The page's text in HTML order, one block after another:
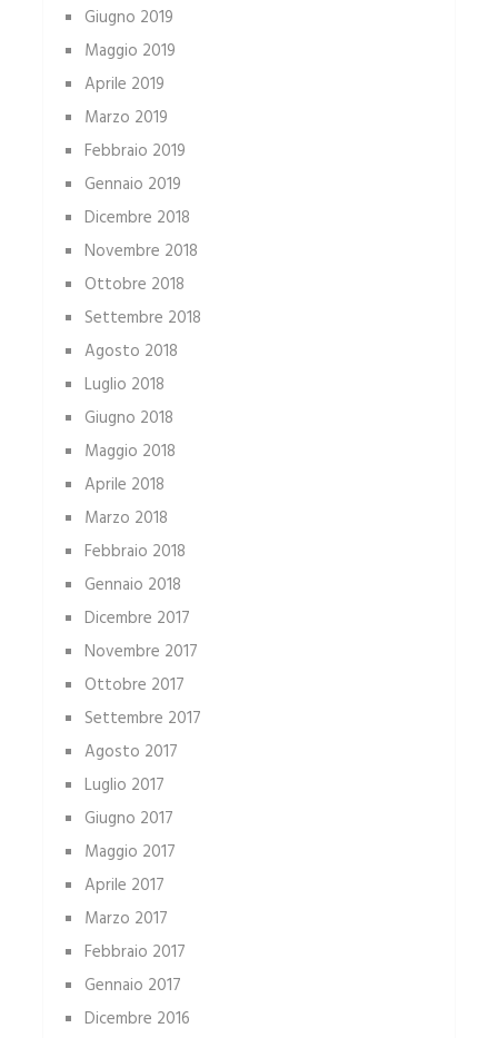
Giugno 2019
Maggio 2019
Aprile 2019
Marzo 2019
Febbraio 2019
Gennaio 2019
Dicembre 2018
Novembre 2018
Ottobre 2018
Settembre 2018
Agosto 2018
Luglio 2018
Giugno 2018
Maggio 2018
Aprile 2018
Marzo 2018
Febbraio 2018
Gennaio 2018
Dicembre 2017
Novembre 2017
Ottobre 2017
Settembre 2017
Agosto 2017
Luglio 2017
Giugno 2017
Maggio 2017
Aprile 2017
Marzo 2017
Febbraio 2017
Gennaio 2017
Dicembre 2016